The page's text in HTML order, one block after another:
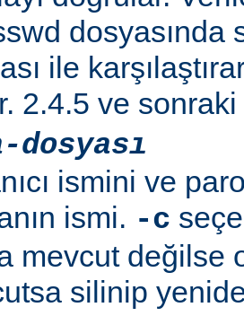
dosyasında
ile
2.4.5 ve
dosyası
ismini ve
ismi. -c
mevcut değilse
silinip